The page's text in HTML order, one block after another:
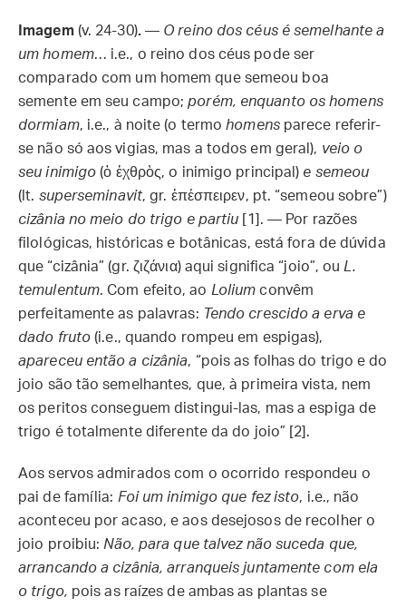
Imagem (v. 24-30).— O reino dos céus é semelhante a
um homem… i.e., o reino dos céus pode ser
comparado com um homem que semeou boa
semente em seu campo;porém, enquanto os homens
dormiam, i.e., à noite (o termohomensparece referir-
se não só aos vigias, mas a todos em geral), veio o
seu inimigo (ὁ ἐχθρὸς, o inimigo principal) e semeou
(lt. superseminavit, gr. ἐπέσπειρεν, pt. “semeou sobre”)
cizânia no meio do trigo e partiu [1]. — Por razões
filológicas, históricas e botânicas, está fora de dúvida
que “cizânia” (gr. ζιζάνια) aqui significa “joio”, ou L.
temulentum. Com efeito, ao Lolium convêm
perfeitamente as palavras: Tendo crescido a erva e
dado fruto (i.e., quando rompeu em espigas),
apareceu então a cizânia, “pois as folhas do trigo e do
joio são tão semelhantes, que, à primeira vista, nem
os peritos conseguem distingui-las, mas a espiga de
trigo é totalmente diferente da do joio” [2].
Aos servos admirados com o ocorrido respondeu o
pai de família: Foi um inimigo que fez isto, i.e., não
aconteceu por acaso, e aos desejosos de recolher o
joio proibiu: Não, para que talvez não suceda que,
arrancando a cizânia, arranqueis juntamente com ela
o trigo, pois as raízes de ambas as plantas se